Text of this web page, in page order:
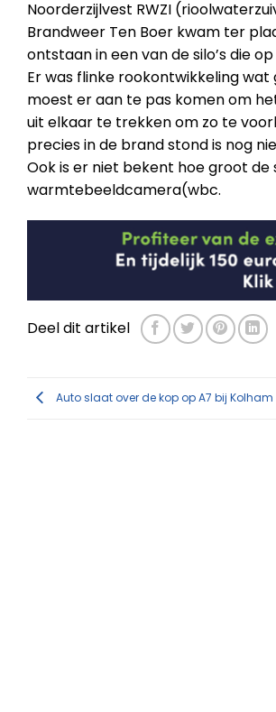
Noorderzijlvest RWZI
Brandweer Ten Boer kwam ter
ontstaan in een van de silo’s die
Er was flinke rookontwikkeling
moest er aan te pas komen om
uit elkaar te trekken om zo te
precies in de brand stond is nog
Ook is er niet bekent hoe groot
warmtebeeldcamera(wbc.
Deel dit artikel
Auto slaat over de kop op A7 bij Kolham